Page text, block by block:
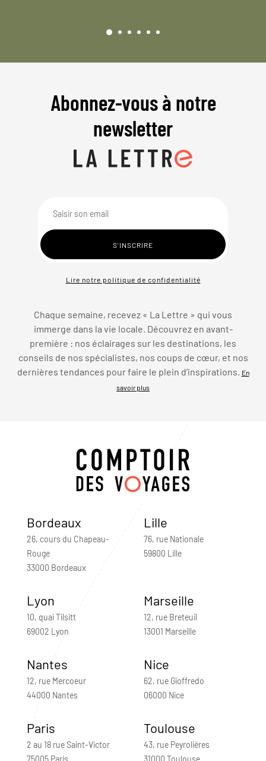
Abonnez-vous à notre
newsletter
Lire notre politique de confidentialité
Chaque semaine, recevez « La Lettre » qui vous
immerge dans la vie locale. Découvrez en avant-
première : nos éclairages sur les destinations, les
conseils de nos spécialistes, nos coups de cœur, et nos
dernières tendances pour faire le plein d’inspirations.
En
savoir plus
Bordeaux
26, cours du Chapeau-
Rouge
33000 Bordeaux
Lille
76, rue Nationale
59800 Lille
Lyon
10, quai Tilsitt
69002 Lyon
Marseille
12, rue Breteuil
13001 Marseille
Nantes
12, rue Mercoeur
44000 Nantes
Nice
62, rue Gioffredo
06000 Nice
Paris
2 au 18 rue Saint-Victor
75005 Paris
Toulouse
43, rue Peyrolières
31000 Toulouse